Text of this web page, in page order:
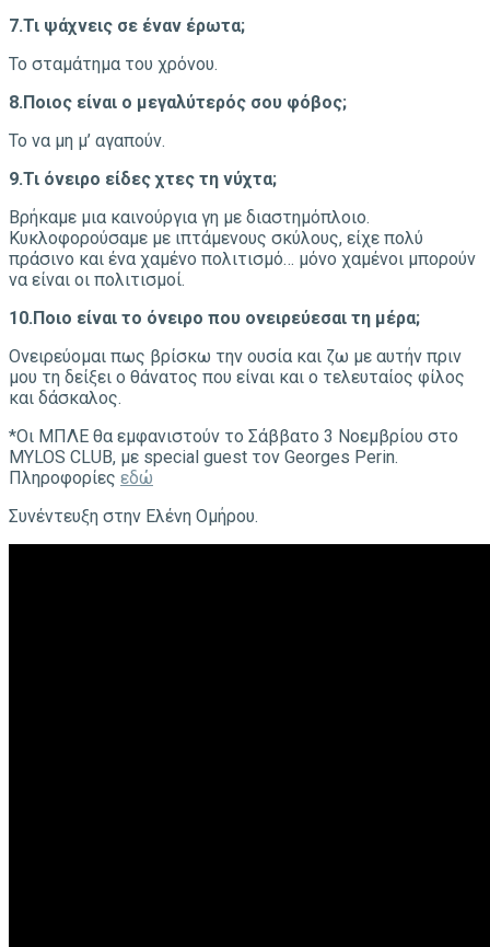
7.Τι ψάχνεις σε έναν έρωτα;
Το σταμάτημα του χρόνου.
8. Ποιος είναι ο μεγαλύτερός σου φόβος;
Το να μη μ’ αγαπούν.
9.Τι όνειρο είδες χτες τη νύχτα;
Βρήκαμε μια καινούργια γη με διαστημόπλοιο.
Κυκλοφορούσαμε με ιπτάμενους σκύλους, είχε πολύ
πράσινο και ένα χαμένο πολιτισμό… μόνο χαμένοι μπορούν
να είναι οι πολιτισμοί.
10. Ποιο είναι το όνειρο που ονειρεύεσαι τη μέρα;
Ονειρεύομαι πως βρίσκω την ουσία και ζω με αυτήν πριν
μου τη δείξει ο θάνατος που είναι και ο τελευταίος φίλος
και δάσκαλος.
*Οι ΜΠΛΕ θα εμφανιστούν το Σάββατο 3 Νοεμβρίου στο
ΜΥLOS CLUB, με special guest τον Georges Perin.
Πληροφορίες εδώ
Συνέντευξη στην Ελένη Ομήρου.